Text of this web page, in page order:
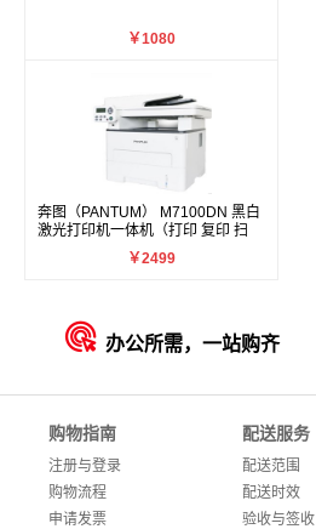
￥1080
奔图（PANTUM） M7100DN 黑白
激光打印机一体机（打印 复印 扫
￥2499
 办公所需，一站购齐
购物指南
注册与登录
购物流程
申请发票
配送服务
配送范围
配送时效
验收与签收